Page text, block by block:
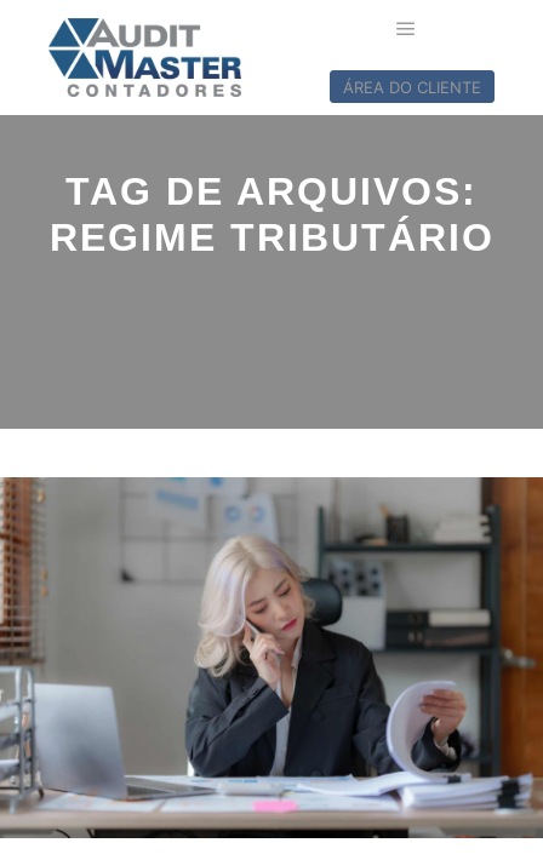
ÁREA DO CLIENTE
TAG DE ARQUIVOS:
REGIME TRIBUTÁRIO